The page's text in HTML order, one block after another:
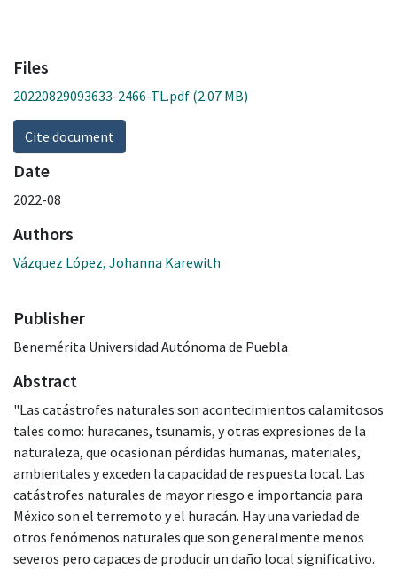
Files
20220829093633-2466-TL.pdf (2.07 MB)
Cite document
Date
2022-08
Authors
Vázquez López, Johanna Karewith
Publisher
Benemérita Universidad Autónoma de Puebla
Abstract
"Las catástrofes naturales son acontecimientos calamitosos
tales como: huracanes, tsunamis, y otras expresiones de la
naturaleza, que ocasionan pérdidas humanas, materiales,
ambientales y exceden la capacidad de respuesta local. Las
catástrofes naturales de mayor riesgo e importancia para
México son el terremoto y el huracán. Hay una variedad de
otros fenómenos naturales que son generalmente menos
severos pero capaces de producir un daño local significativo.